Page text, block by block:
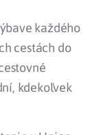
každého
cestách do
kdekoľvek